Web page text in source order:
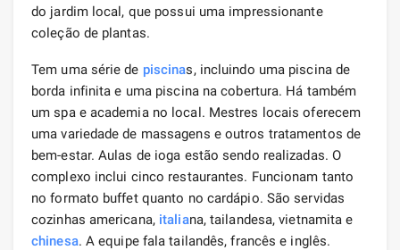
do jardim local, que possui uma impressionante
coleção de plantas.
Tem uma série de piscinas, incluindo uma piscina de
borda infinita e uma piscina na cobertura. Há também
um spa e academia no local. Mestres locais oferecem
uma variedade de massagens e outros tratamentos de
bem-estar. Aulas de ioga estão sendo realizadas. O
complexo inclui cinco restaurantes. Funcionam tanto
no formato buffet quanto no cardápio. São servidas
cozinhas americana, italiana, tailandesa, vietnamita e
chinesa. A equipe fala tailandês, francês e inglês.